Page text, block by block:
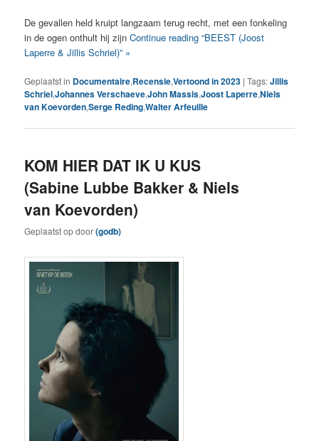
De gevallen held kruipt langzaam terug recht, met een fonkeling
in de ogen onthult hij zijnContinue reading “BEEST (Joost
Laperre & Jillis Schriel)” »
Geplaatst in Documentaire,Recensie,Vertoond in 2023 |Tags:Jillis
Schriel,Johannes Verschaeve,John Massis,Joost Laperre,Niels
van Koevorden,Serge Reding,Walter Arfeuille
KOM HIER DAT IK U KUS
(Sabine Lubbe Bakker & Niels
van Koevorden)
Geplaatst opdoor(godb)